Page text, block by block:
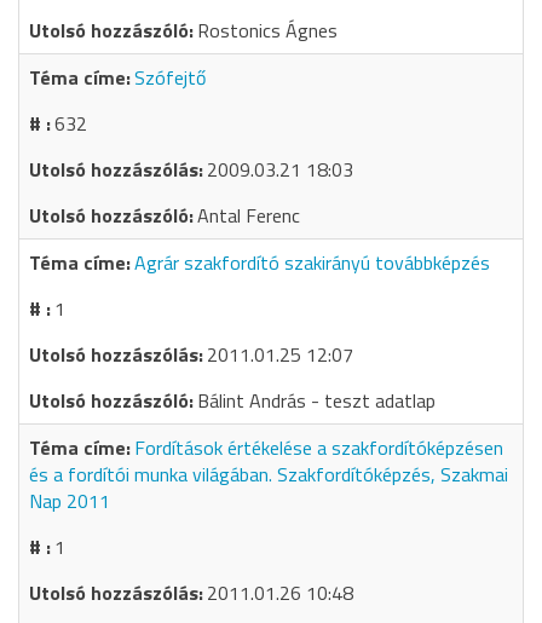
Rostonics Ágnes
Szófejtő
632
2009.03.21 18:03
Antal Ferenc
Agrár szakfordító szakirányú továbbképzés
1
2011.01.25 12:07
Bálint András - teszt adatlap
Fordítások értékelése a szakfordítóképzésen
és a fordítói munka világában. Szakfordítóképzés, Szakmai
Nap 2011
1
2011.01.26 10:48